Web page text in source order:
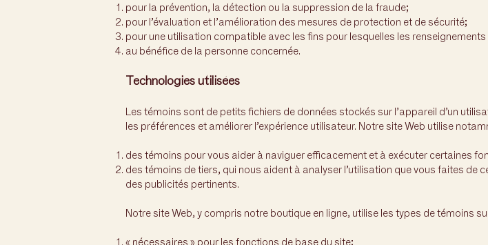
pour la prévention, la détection ou la suppression de la fraude;
pour l’évaluation et l’amélioration des mesures de protection et de sécurité;
pour une utilisation compatible avec les fins pour lesquelles les renseignements
au bénéfice de la personne concernée.
Technologies utilisées
Les témoins sont de petits fichiers de données stockés sur l’appareil d’un
les préférences et améliorer l’expérience utilisateur. Notre site Web utilise
des témoins pour vous aider à naviguer efficacement et à exécuter certaines
des témoins de tiers, qui nous aident à analyser l’utilisation que vous faites de
des publicités pertinents.
Notre site Web, y compris notre boutique en ligne, utilise les types de témoins
« nécessaires » pour les fonctions de base du site;